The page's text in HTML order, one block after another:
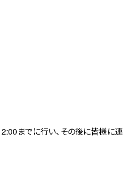
までに行い、その後に皆様に連